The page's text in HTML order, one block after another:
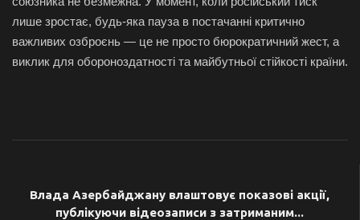
лише зростає, будь-яка пауза в постачанні критично
важливих озброєнь — це не просто бюрократичний жест, а
виклик для обороноздатності та майбутньої стійкості країни.
Влада Азербайджану влаштовує показові акції,
публікуючи відеозаписи з затриманим...